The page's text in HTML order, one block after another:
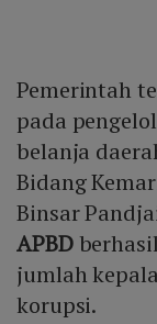
Pemerintah
pada
belanja
Bidang
Binsar
APBD
jumlah
korupsi.